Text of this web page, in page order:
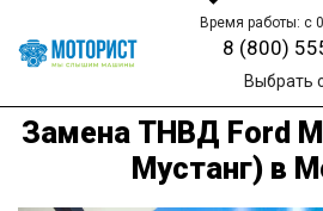
Время работы: с
8 (800)
Выбрать
Замена ТНВД Ford
Мустанг) в